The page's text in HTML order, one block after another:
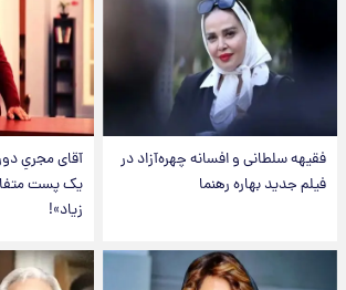
فقیهه سلطانی و افسانه چهره‌آزاد در
فیلم جدید بهاره رهنما
آقای مجریِ
یک پست
زیاد»!